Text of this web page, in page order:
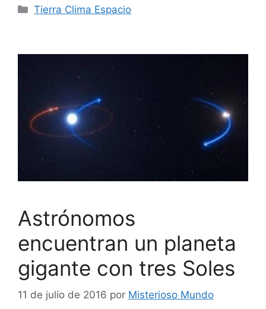
Categorías
Tierra Clima Espacio
Astrónomos
encuentran un planeta
gigante con tres Soles
11 de julio de 2016 por Misterioso Mundo